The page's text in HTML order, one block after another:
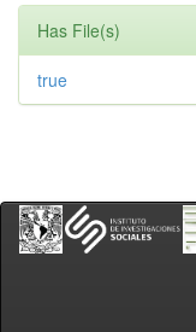
Has File(s)
true